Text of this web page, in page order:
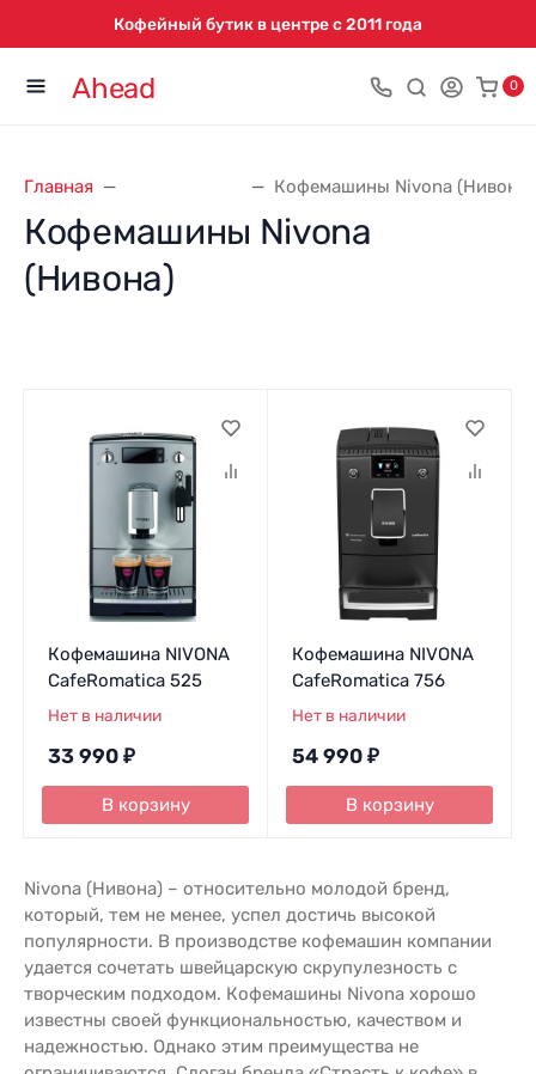
Кофейный бутик в центре с 2011 года
Ahead 0
Главная Кофемашины Nivona (Нивона)
Кофемашины Nivona
(Нивона)
Кофемашина NIVONA
CafeRomatica 525
Нет в наличии
33 990 ₽
В корзину
Кофемашина NIVONA
CafeRomatica 756
Нет в наличии
54 990 ₽
В корзину
Nivona (Нивона) – относительно молодой бренд,
который, тем не менее, успел достичь высокой
популярности. В производстве кофемашин компании
удается сочетать швейцарскую скрупулезность с
творческим подходом. Кофемашины Nivona хорошо
известны своей функциональностью, качеством и
надежностью. Однако этим преимущества не